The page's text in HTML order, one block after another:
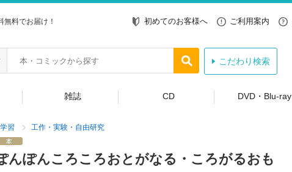
料でお届け！ 初めてのお客様へ ご利用案内
こだわり検索
雑誌 CD DVD・Blu-ray
学習 工作・実験・自由研究
んぽんころころおとがなる・ころがるおも